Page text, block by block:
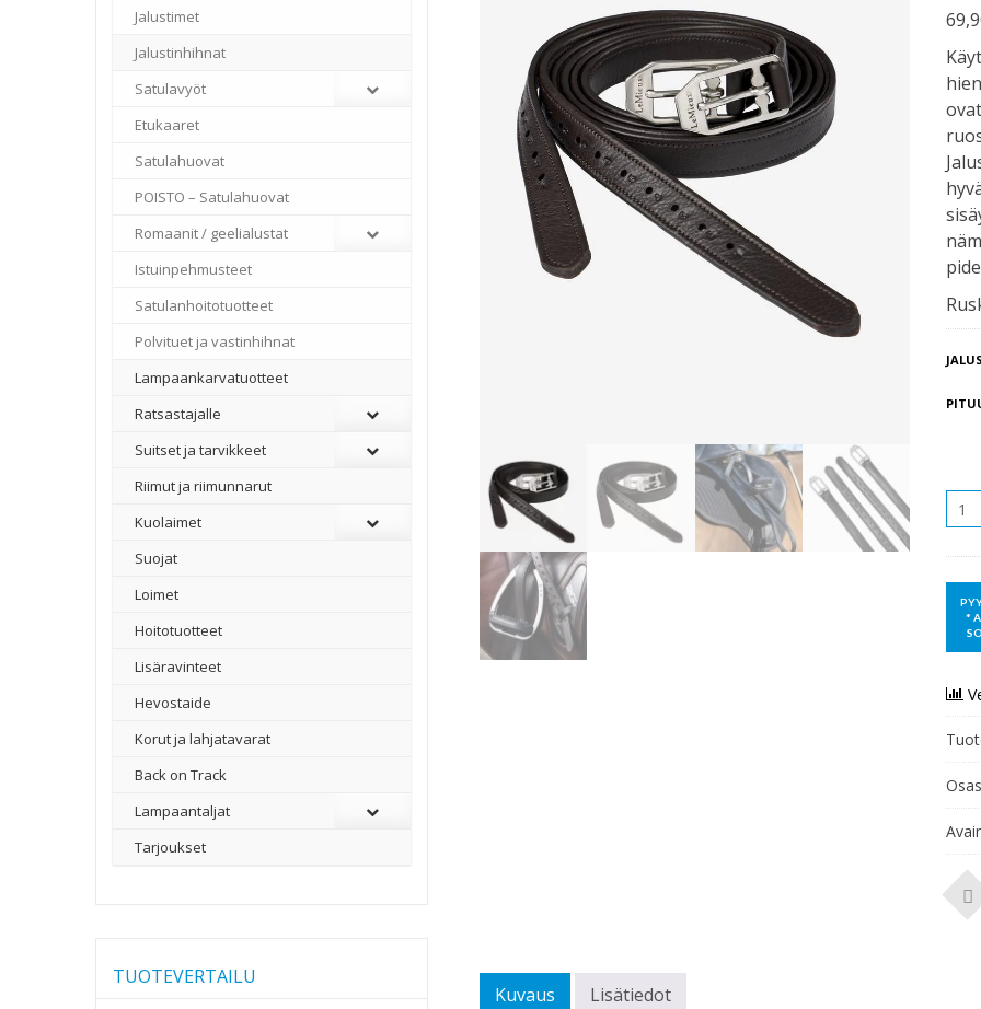
Kuvaus Lisätiedot
Jalustimet
Jalustinhihnat
Satulavyöt
Etukaaret
Satulahuovat
POISTO – Satulahuovat
Romaanit / geelialustat
Istuinpehmusteet
Satulanhoitotuotteet
Polvituet ja vastinhihnat
Lampaankarvatuotteet
Ratsastajalle
Suitset ja tarvikkeet
Riimut ja riimunnarut
Kuolaimet
Suojat
Loimet
Hoitotuotteet
Lisäravinteet
Hevostaide
Korut ja lahjatavarat
Back on Track
Lampaantaljat
Tarjoukset
TUOTEVERTAILU